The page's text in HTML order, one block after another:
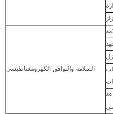
السلامة والتوافق الكهرومغناطيسي